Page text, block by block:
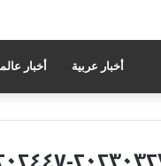
أخبار عربية أخبار